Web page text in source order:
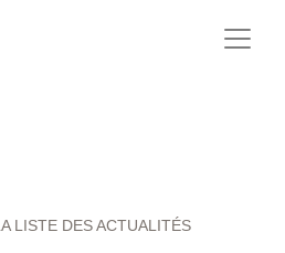
LISTE DES ACTUALITÉS